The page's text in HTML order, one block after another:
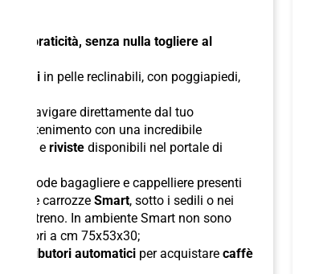
e praticità, senza nulla togliere al
sedili in pelle reclinabili, con poggiapiedi,
per navigare direttamente dal tuo
con una incredibile
e riviste disponibili nel portale di
comode bagagliere e cappelliere presenti
nelle carrozze Smart, sotto i sedili o nei
del treno. In ambiente Smart non sono
a cm 75x53x30;
distributori automatici per acquistare caffè